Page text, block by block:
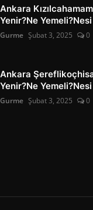
Ankara
Yenir?Ne
Gurme Şubat 3, 2025 0
Ankara
Yenir?Ne
Gurme Şubat 3, 2025 0